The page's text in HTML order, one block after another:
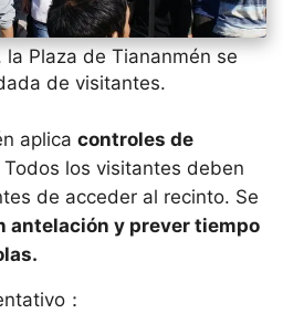
Plaza de Tiananmén se
de visitantes.
aplica controles de
Todos los visitantes deben
de acceder al recinto. Se
antelación y prever tiempo
：